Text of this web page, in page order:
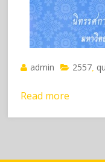
admin 2557
Read more